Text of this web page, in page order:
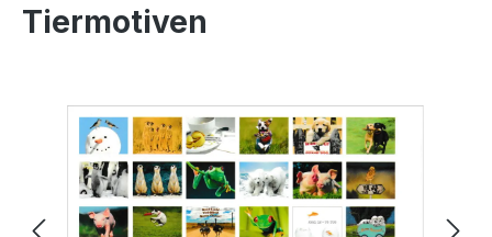
Tiermotiven
Bildergalerie überspringen